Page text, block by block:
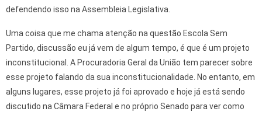
defendendo isso na Assembleia Legislativa.
Uma coisa que me chama atenção na questão Escola Sem
Partido, discussão eu já vem de algum tempo, é que é um projeto
inconstitucional. A Procuradoria Geral da União tem parecer sobre
esse projeto falando da sua inconstitucionalidade. No entanto, em
alguns lugares, esse projeto já foi aprovado e hoje já está sendo
discutido na Câmara Federal e no próprio Senado para ver como